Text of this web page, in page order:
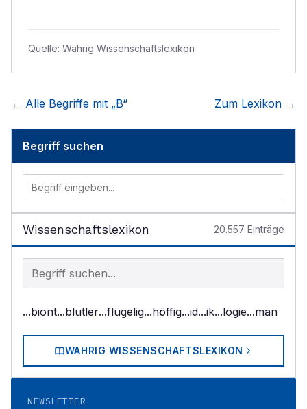
Quelle: Wahrig Wissenschaftslexikon
← Alle Begriffe mit „B“ Zum Lexikon →
Begriff suchen
Wissenschaftslexikon 20.557 Einträge
Begriff im Lexikon suchen
...biont...blütler...flügelig...höffig...id...ik...logie...man
WAHRIG WISSENSCHAFTSLEXIKON
NEWSLETTER